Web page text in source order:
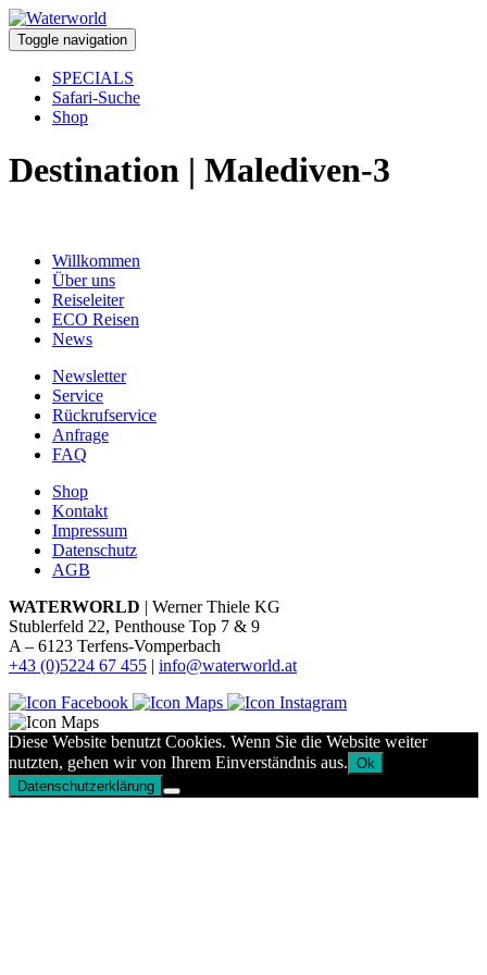
Toggle navigation
SPECIALS
Safari-Suche
Shop
Destination | Malediven-3
Willkommen
Über uns
Reiseleiter
ECO Reisen
News
Newsletter
Service
Rückrufservice
Anfrage
FAQ
Shop
Kontakt
Impressum
Datenschutz
AGB
WATERWORLD | Werner Thiele KG
Stublerfeld 22, Penthouse Top 7 & 9
A – 6123 Terfens-Vomperbach
+43 (0)5224 67 455 | info@waterworld.at
Diese Website benutzt Cookies. Wenn Sie die Website weiter
nutzten, gehen wir von Ihrem Einverständnis aus. Ok
Datenschutzerklärung